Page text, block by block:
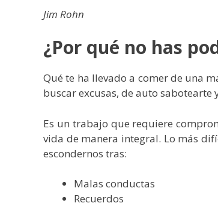
Jim Rohn
¿Por qué no has
Qué te ha llevado a comer de una
buscar excusas, de auto sabotearte
Es un trabajo que requiere
vida de manera integral. Lo más
escondernos tras:
Malas conductas
Recuerdos